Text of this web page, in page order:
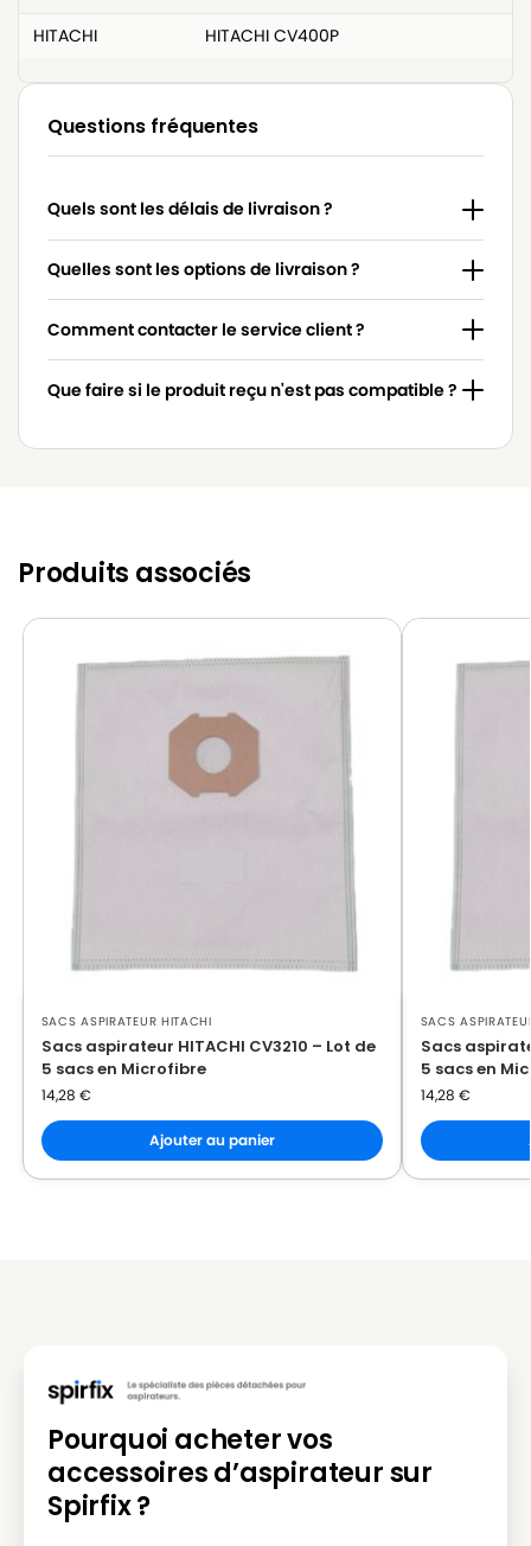
HITACHI
HITACHI CV400P
Questions fréquentes
Quels sont les délais de livraison ?
Quelles sont les options de livraison ?
Comment contacter le service client ?
Que faire si le produit reçu n'est pas compatible ?
Produits associés
SACS ASPIRATEUR HITACHI
Sacs aspirateur HITACHI CV3210 – Lot de
5 sacs en Microfibre
14,28 €
Ajouter au panier
SACS
Sacs
5 sacs en
14,28 €
Pourquoi acheter vos
accessoires d’aspirateur sur
Spirfix ?